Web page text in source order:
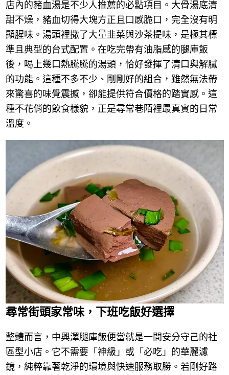
店內的豬血湯是不少人推薦的必點項目。大骨湯底清
甜不燥，豬血切得大塊方正且口感脆口，完全沒有明
顯腥味。湯頭裡撒了大量韭菜與沙茶提味，是極其標
準且典型的台式配置。在吃完帶有油脂感的腿庫飯
後，喝上幾口熱騰騰的湯頭，恰好發揮了清口與解膩
的功能。這種不多不少、剛剛好的組合，雖然無法帶
來驚喜的味覺震撼，卻能提供符合價格的踏實感。這
種不花俏的飲食樣貌，正是尋常巷陌裡最真實的日常
溫度。
尋常街頭家常味，下班吃飯好選擇
整體而言，中興澤腿庫飯便當就是一間安分守己的社
區型小店。它不需要「神級」或「必吃」的華麗濾
鏡，純粹靠著乾淨的環境與快速服務取勝。若剛好路